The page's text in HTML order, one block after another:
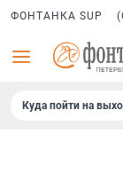
ФОНТАНКА SUP
Куда пойти на